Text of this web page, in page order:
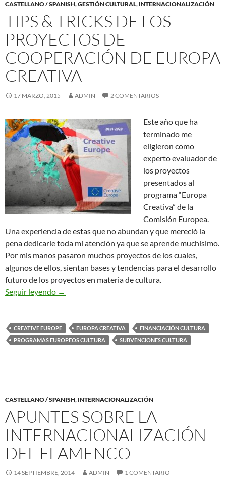
CASTELLANO / SPANISH,GESTIÓN CULTURAL, INTERNACIONALIZACIÓN
TIPS & TRICKS DE LOS
PROYECTOS DE
COOPERACIÓN DE EUROPA
CREATIVA
17 MARZO, 2015 ADMIN 2 COMENTARIOS
Este año que ha
terminado me
eligieron como
experto evaluador de
los proyectos
presentados al
programa “Europa
Creativa” de la
Comisión Europea.
Una experiencia de estas que no abundan y que mereció la
pena dedicarle toda mi atención ya que se aprende muchísimo.
Por mis manos pasaron muchos proyectos de los cuales,
algunos de ellos, sientan bases y tendencias para el desarrollo
futuro de los proyectos en materia de cultura.
Seguir leyendo TIPS & TRICKS DE LOS PROYECTOS DE
→
CREATIVE EUROPE EUROPA CREATIVA
FINANCIACIÓN CULTURA
PROGRAMAS EUROPEOS CULTURA
SUBVENCIONES CULTURA
CASTELLANO / SPANISH, INTERNACIONALIZACIÓN
APUNTES SOBRE LA
INTERNACIONALIZACIÓN
DEL FLAMENCO
14 SEPTIEMBRE, 2014 ADMIN 1 COMENTARIO